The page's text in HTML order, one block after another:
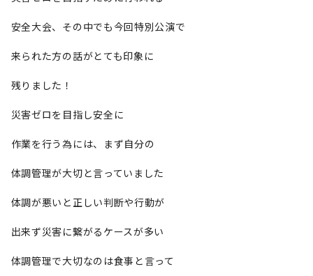
安全大会、その中でも今回特別公演で
来られた方の話がとても印象に
残りました！
災害ゼロを目指し安全に
作業を行う為には、まず自分の
体調管理が大切と言っていました
体調が悪いと正しい判断や行動が
出来ず災害に繋がるケースが多い
体調管理で大切なのは食事と言って